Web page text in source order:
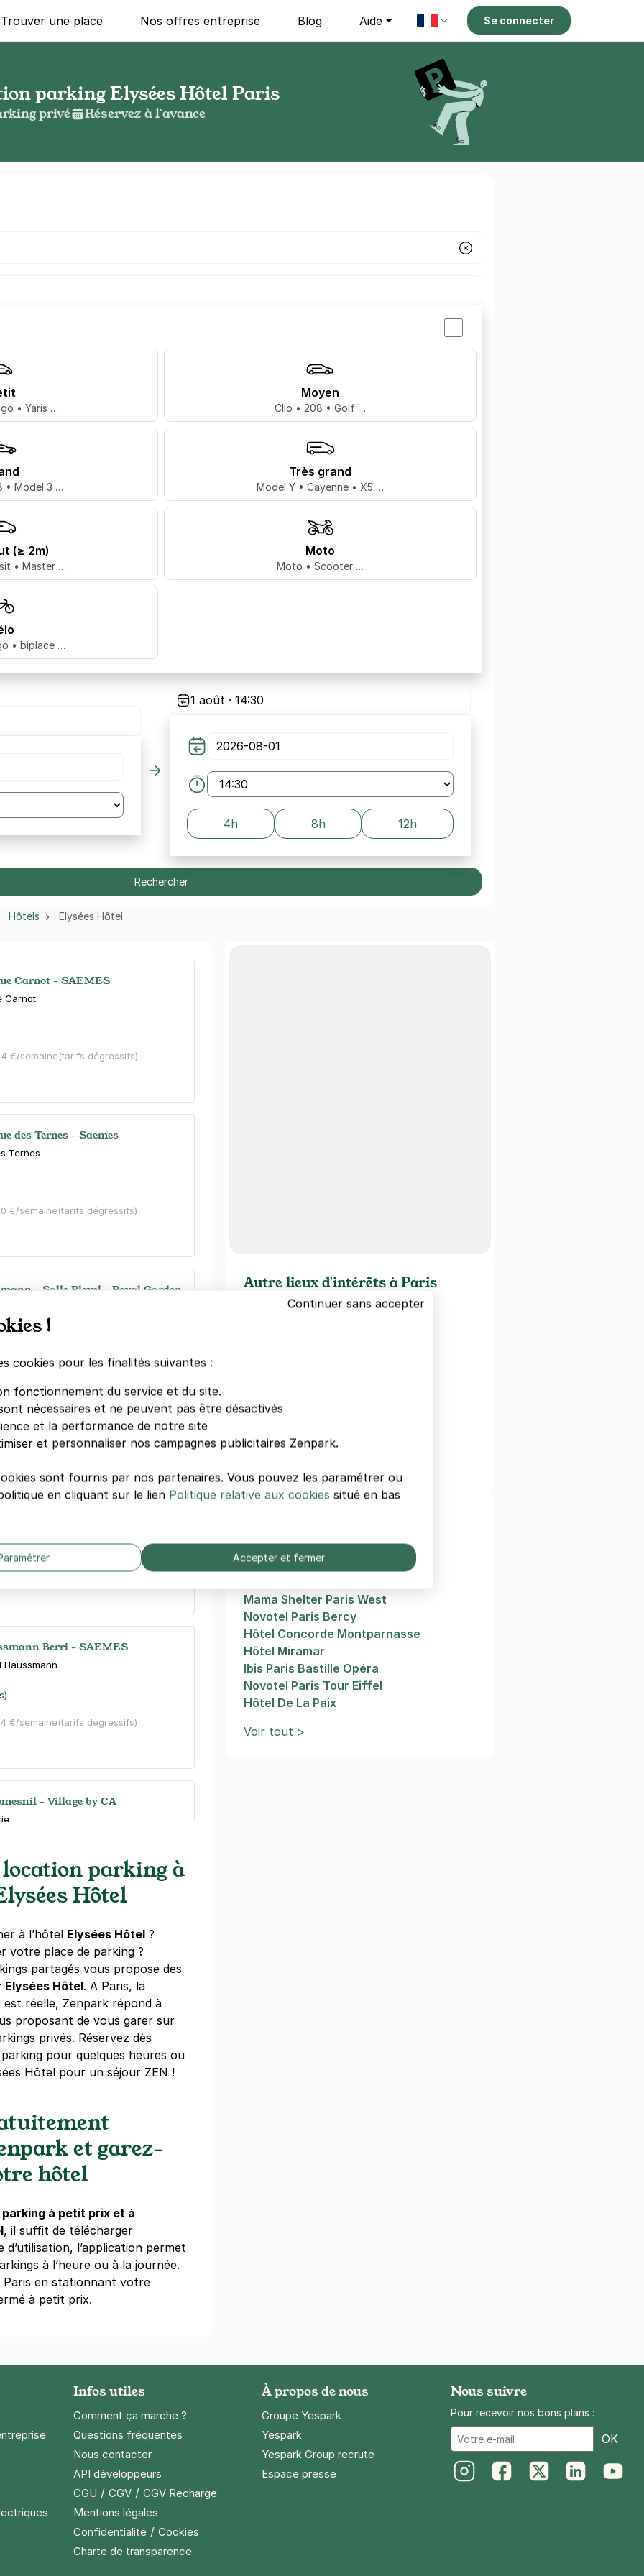
Trouver une place Nos offres entreprise Blog Aide Se connecter
parking Elysées Hôtel Paris
privé Réservez à l'avance
• Yaris …
Moyen
Clio • 208 • Golf …
• Model 3 …
Très grand
Model Y • Cayenne • X5 …
(≥ 2m)
• Master …
Moto
Moto • Scooter …
• biplace …
1 août · 14:30
4h 8h 12h
Rechercher
Hôtels Elysées Hôtel
Carnot - SAEMES
Carnot
€/semaine(tarifs dégressifs)
des Ternes - Saemes
Ternes
€/semaine(tarifs dégressifs)
- Salle Pleyel - Royal Garden
Saint-Honoré
Claridge - Champs-Elysées
(tarifs dégressifs)
Berri - SAEMES
Haussmann
€/semaine(tarifs dégressifs)
- Village by CA
- SAEMES
Chirac
€/semaine (tarifs dégressifs)
€/semaine(tarifs dégressifs)
- rue de l'Université
de la Madeleine - SAEMES
€/semaine (tarifs dégressifs)
parking à
Hôtel
à l’hôtel Elysées Hôtel ?
votre place de parking ?
partagés vous propose des
Elysées Hôtel. A Paris, la
réelle, Zenpark répond à
proposant de vous garer sur
privés. Réservez dès
pour quelques heures ou
Hôtel pour un séjour ZEN !
et garez-
hôtel
parking à petit prix et à
, il suffit de télécharger
d’utilisation, l’application permet
à l’heure ou à la journée.
en stationnant votre
à petit prix.
Autre lieux d'intérêts à Paris
Arc de Triomphe
George V
Hôtel De Paris
Novotel Paris Gare De Lyon
Mama Shelter Paris West
Novotel Paris Bercy
Hôtel Concorde Montparnasse
Hôtel Miramar
Ibis Paris Bastille Opéra
Novotel Paris Tour Eiffel
Hôtel De La Paix
Voir tout >
Infos utiles
Comment ça marche ?
Questions fréquentes
Nous contacter
API développeurs
CGU / CGV/ CGV Recharge
Mentions légales
Confidentialité/ Cookies
Charte de transparence
À propos de nous
Groupe Yespark
Yespark
Yespark Group recrute
Espace presse
Nous suivre
Pour recevoir nos bons plans :
OK
Continuer sans accepter
!
cookies pour les finalités suivantes :
fonctionnement du service et du site.
nécessaires et ne peuvent pas être désactivés
et la performance de notre site
et personnaliser nos campagnes publicitaires Zenpark.
sont fournis par nos partenaires. Vous pouvez les paramétrer ou
en cliquant sur le lien Politique relative aux cookies situé en bas
Accepter et fermer